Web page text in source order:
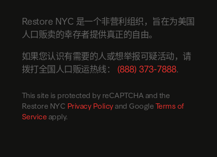
Restore NYC 是一个非营利组织，旨在为美国
人口贩卖的幸存者提供真正的自由。
如果您认识有需要的人或想举报可疑活动，请
拨打全国人口贩运热线： (888) 373-7888.
This site is protected by reCAPTCHA and the
Restore NYC Privacy Policyand GoogleTerms of
Serviceapply.